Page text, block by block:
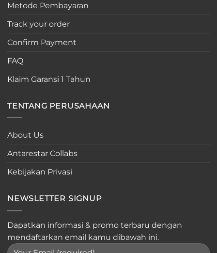
Metode Pembayaran
Track your order
Confirm Payment
FAQ
Klaim Garansi 1 Tahun
TENTANG PERUSAHAAN
About Us
Antarestar Collabs
Kebijakan Privasi
NEWSLETTER SIGNUP
Dapatkan informasi & promo terbaru dengan
mendaftarkan email kamu dibawah ini.